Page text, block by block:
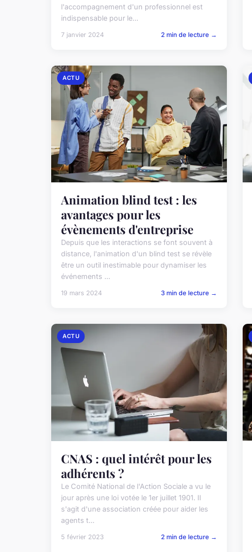
l'accompagnement d'un professionnel est
indispensable pour le...
7 janvier 2024 2 min de lecture →
ACTU
Animation blind test : les
avantages pour les
évènements d'entreprise
Depuis que les interactions se font souvent à
distance, l'animation d'un blind test se révèle
être un outil inestimable pour dynamiser les
événements ...
19 mars 2024 3 min de lecture →
ACTU
CNAS : quel intérêt pour les
adhérents ?
Le Comité National de l'Action Sociale a vu le
jour après une loi votée le 1er juillet 1901. Il
s'agit d'une association créée pour aider les
agents t...
5 février 2023 2 min de lecture →